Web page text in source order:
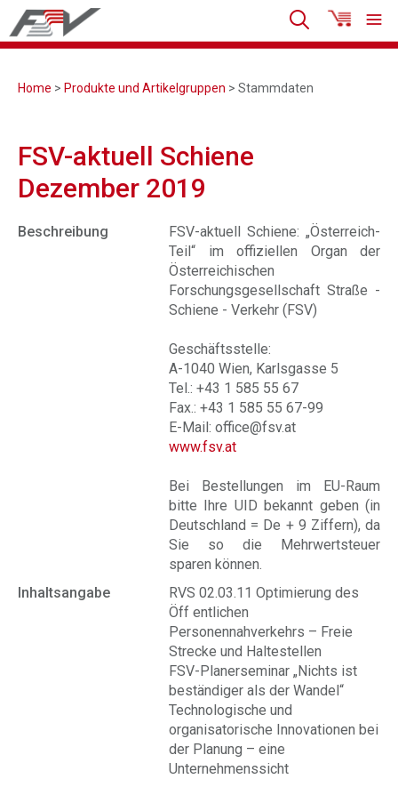
Home > Produkte und Artikelgruppen > Stammdaten
FSV-aktuell Schiene
Dezember 2019
Beschreibung
FSV-aktuell Schiene: „Österreich-
Teil“ im offiziellen Organ der
Österreichischen
Forschungsgesellschaft Straße -
Schiene - Verkehr (FSV)
Geschäftsstelle:
A-1040 Wien, Karlsgasse 5
Tel.: +43 1 585 55 67
Fax.: +43 1 585 55 67-99
E-Mail: office@fsv.at
www.fsv.at
Bei Bestellungen im EU-Raum
bitte Ihre UID bekannt geben (in
Deutschland = De + 9 Ziffern), da
Sie so die Mehrwertsteuer
sparen können.
Inhaltsangabe
RVS 02.03.11 Optimierung des
Öff entlichen
Personennahverkehrs – Freie
Strecke und Haltestellen
FSV-Planerseminar „Nichts ist
beständiger als der Wandel“
Technologische und
organisatorische Innovationen bei
der Planung – eine
Unternehmenssicht